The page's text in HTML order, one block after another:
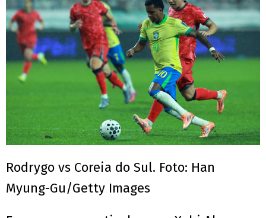
Rodrygo vs Coreia do Sul. Foto: Han
Myung-Gu/Getty Images